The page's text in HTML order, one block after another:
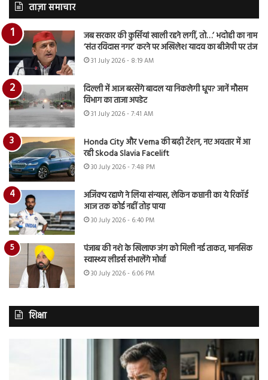
ताज़ा समाचार
जब सरकार की कुर्सियां खाली रहने लगीं, तो…’ भदोही का नाम
‘संत रविदास नगर’ करने पर अखिलेश यादव का बीजेपी पर तंज
31 July 2026 - 8:19 AM
दिल्ली में आज बरसेंगे बादल या निकलेगी धूप? जानें मौसम
विभाग का ताजा अपडेट
31 July 2026 - 7:41 AM
Honda City और Verna की बढ़ी टेंशन, नए अवतार में आ
रही Skoda Slavia Facelift
30 July 2026 - 7:48 PM
अजिंक्य रहाणे ने लिया संन्यास, लेकिन कप्तानी का ये रिकॉर्ड
आज तक कोई नहीं तोड़ पाया
30 July 2026 - 6:40 PM
पंजाब की नशे के खिलाफ जंग को मिली नई ताकत, मानसिक
स्वास्थ्य लीडर्स संभालेंगे मोर्चा
30 July 2026 - 6:06 PM
शिक्षा